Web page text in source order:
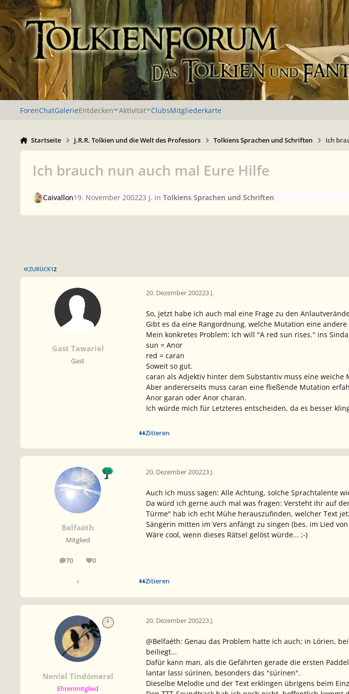
Zu Inhalt springen
ForenChatGalerieEntdecken Aktivität ClubsMitgliederkarte
Startseite J.R.R. Tolkien und die Welt des Professors Tolkiens Sprachen und Schriften Ich
Ich brauch nun auch mal Eure Hilfe
Caivallon19. November 200223 J. in Tolkiens Sprachen und Schriften
ERSTE SEITE
ZURÜCK12
Gast Tawariel
Gast
20. Dezember 200223 J.
So, jetzt habe ich auch mal eine Frage zu den
Gibt es da eine Rangordnung, welche Mutation eine
Mein konkretes Problem: Ich will "A red sun rises." ins
sun = Anor
red = caran
Soweit so gut.
caran als Adjektiv hinter dem Substantiv muss eine weiche
Aber andererseits muss caran eine fließende Mutation
Anor garan oder Anor charan.
Ich würde mich für Letzteres entscheiden, da es besser
Zitieren
Belfaéth
Mitglied
70
Beiträge 0
Reputation
♀
20. Dezember 200223 J.
Auch ich muss sagen: Alle Achtung, solche Sprachtalente
Da würd ich gerne auch mal was fragen: Versteht ihr auf
Türme" hab ich echt Mühe herauszufinden, welcher Text
Sängerin mitten im Vers anfängt zu singen (bes. im Lied
Wäre cool, wenn dieses Rätsel gelöst würde... ;-)
Zitieren
Neniel Tindómerel
Ehrenmitglied
20. Dezember 200223 J.
@Belfaéth: Genau das Problem hatte ich auch; in Lórien,
beiliegt...
Dafür kann man, als die Gefährten gerade die ersten
lantar lassi súrinen, besonders das "súrinen".
Dieselbe Melodie und der Text erklingen übrigens beim